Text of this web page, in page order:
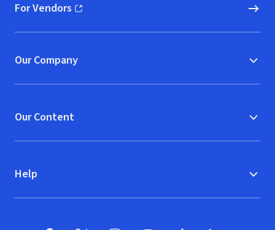
For Vendors
(opens in new window)
Our Company
Our Content
Help